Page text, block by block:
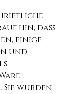
hin, dass
einige
und
wurden